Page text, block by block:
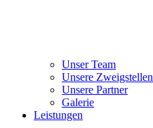
Unser Team
Unsere Zweigstellen
Unsere Partner
Galerie
Leistungen